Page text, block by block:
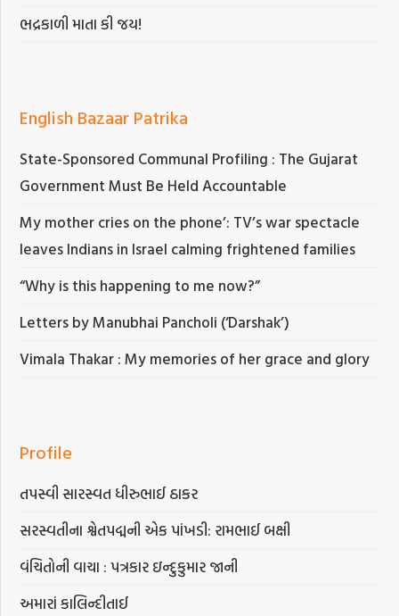
ભદ્રકાળી માતા કી જય!
English Bazaar Patrika
State-Sponsored Communal Profiling : The Gujarat
Government Must Be Held Accountable
My mother cries on the phone’: TV’s war spectacle
leaves Indians in Israel calming frightened families
“Why is this happening to me now?”
Letters by Manubhai Pancholi (‘Darshak’)
Vimala Thakar : My memories of her grace and glory
Profile
તપસ્વી સારસ્વત ધીરુભાઈ ઠાકર
સરસ્વતીના શ્વેતપદ્મની એક પાંખડી: રામભાઈ બક્ષી
વંચિતોની વાચા : પત્રકાર ઇન્દુકુમાર જાની
અમારાં કાલિન્દીતાઈ